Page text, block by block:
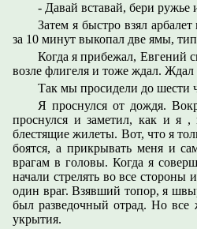
- Давай вставай, бери ружье
Затем я быстро взял
за 10 минут выкопал две ямы,
Когда я прибежал, Евгений
возле флигеля и тоже ждал. Ждал
Так мы просидели до шести
Я проснулся от дождя.
проснулся и заметил, как и я
блестящие жилеты. Вот, что я
боятся, а прикрывать меня и
врагам в головы. Когда я
начали стрелять во все
один враг. Взявший топор, я
был разведочный отрад. Но все
укрытия.